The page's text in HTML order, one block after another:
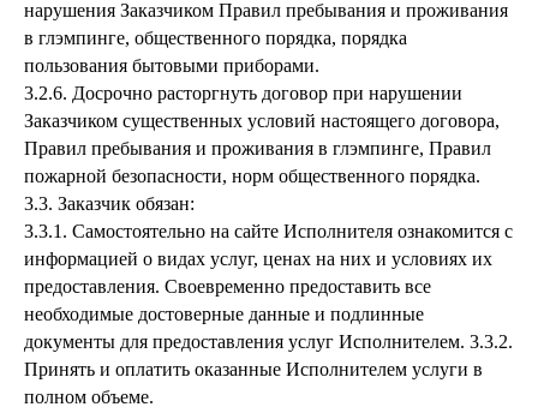
нарушения Заказчиком Правил пребывания и проживания
в глэмпинге, общественного порядка, порядка
пользования бытовыми приборами.
3.2.6. Досрочно расторгнуть договор при нарушении
Заказчиком существенных условий настоящего договора,
Правил пребывания и проживания в глэмпинге, Правил
пожарной безопасности, норм общественного порядка.
3.3. Заказчик обязан:
3.3.1. Самостоятельно на сайте Исполнителя ознакомится с
информацией о видах услуг, ценах на них и условиях их
предоставления. Своевременно предоставить все
необходимые достоверные данные и подлинные
документы для предоставления услуг Исполнителем. 3.3.2.
Принять и оплатить оказанные Исполнителем услуги в
полном объеме.